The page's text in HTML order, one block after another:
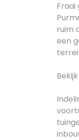
Fraai
ruim
een